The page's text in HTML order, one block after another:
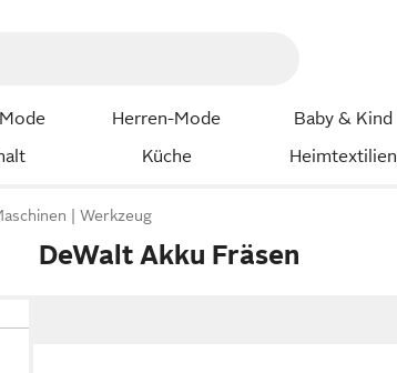
Herren-Mode Baby & Kind
Küche Heimtextilien
Werkzeug
DeWalt Akku Fräsen